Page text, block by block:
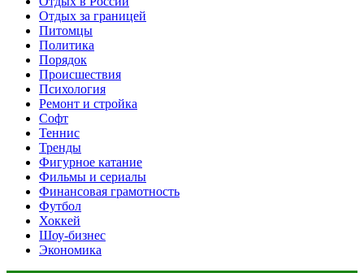
Отдых за границей
Питомцы
Политика
Порядок
Происшествия
Психология
Ремонт и стройка
Софт
Теннис
Тренды
Фигурное катание
Фильмы и сериалы
Финансовая грамотность
Футбол
Хоккей
Шоу-бизнес
Экономика